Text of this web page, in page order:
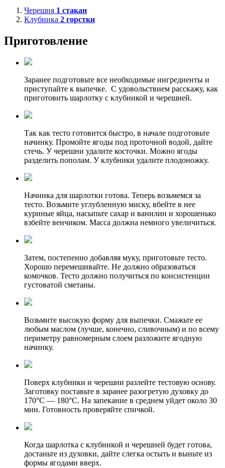
Черешня 1 стакан
Клубника 2 горстки
Приготовление
Заранее подготовьте все необходимые ингредиенты и
приступайте к выпечке. С удовольствием расскажу, как
приготовить шарлотку с клубникой и черешней.
Так как тесто готовится быстро, в начале подготовьте
начинку. Промойте ягоды под проточной водой, дайте
стечь. У черешни удалите косточки. Можно ягоды
разделить пополам. У клубники удалите плодоножку.
Начинка для шарлотки готова. Теперь возьмемся за
тесто. Возьмите углубленную миску, вбейте в нее
куриные яйца, насыпьте сахар и ванилин и хорошенько
взбейте венчиком. Масса должна немного увеличиться.
Затем, постепенно добавляя муку, приготовьте тесто.
Хорошо перемешивайте. Не должно образоваться
комочков. Тесто должно получиться по консистенции
густоватой сметаны.
Возьмите высокую форму для выпечки. Смажьте ее
любым маслом (лучше, конечно, сливочным) и по всему
периметру равномерным слоем разложите ягодную
начинку.
Поверх клубники и черешни разлейте тестовую основу.
Заготовку поставьте в заранее разогретую духовку до
170°С — 180°С. На запекание в среднем уйдет около 30
мин. Готовность проверяйте спичкой.
Когда шарлотка с клубникой и черешней будет готова,
достаньте из духовки, дайте слегка остыть и выньте из
формы ягодами вверх.